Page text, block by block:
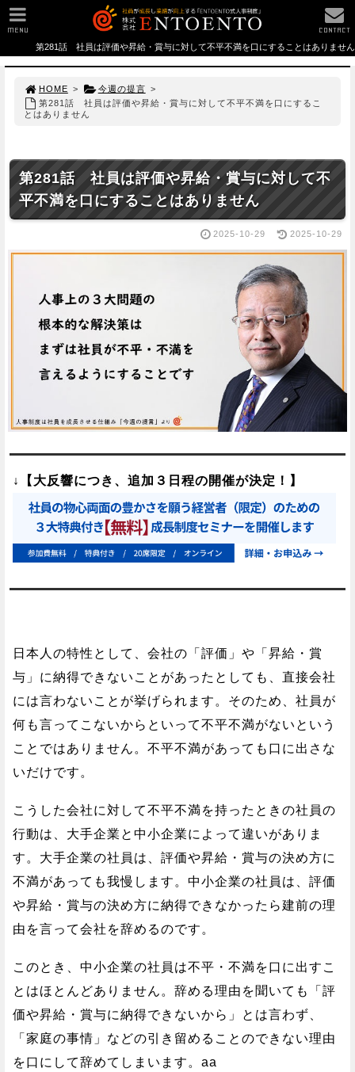
第281話 社員は評価や昇給・賞与に対して不平不満を口にすることはありません
HOME > 今週の提言 >
第281話 社員は評価や昇給・賞与に対して不平不満を口にするこ
とはありません
第281話 社員は評価や昇給・賞与に対して不
平不満を口にすることはありません
2025-10-29 2025-10-29
↓【大反響につき、追加３日程の開催が決定！】
日本人の特性として、会社の「評価」や「昇給・賞
与」に納得できないことがあったとしても、直接会社
には言わないことが挙げられます。そのため、社員が
何も言ってこないからといって不平不満がないという
ことではありません。不平不満があっても口に出さな
いだけです。
こうした会社に対して不平不満を持ったときの社員の
行動は、大手企業と中小企業によって違いがありま
す。大手企業の社員は、評価や昇給・賞与の決め方に
不満があっても我慢します。中小企業の社員は、評価
や昇給・賞与の決め方に納得できなかったら建前の理
由を言って会社を辞めるのです。
このとき、中小企業の社員は不平・不満を口に出すこ
とはほとんどありません。辞める理由を聞いても「評
価や昇給・賞与に納得できないから」とは言わず、
「家庭の事情」などの引き留めることのできない理由
を口にして辞めてしまいます。aa
MENU CONTACT